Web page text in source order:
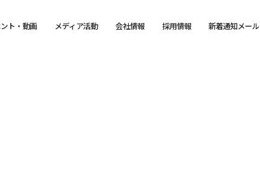
ト・動画 メディア活動 会社情報 採用情報 新着通知メール